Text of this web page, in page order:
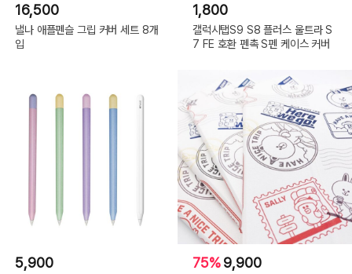
16,500
낼나 애플펜슬 그립 커버 세트 8개
입
1,800
갤럭시탭S9 S8 플러스 울트라 S
7 FE 호환 펜촉 S펜 케이스 커버
5,900 75%9,900